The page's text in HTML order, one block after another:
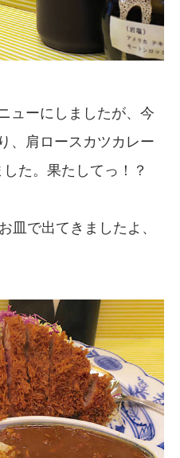
ューにしましたが、今
、肩ロースカツカレー
た。果たしてっ！？
皿で出てきましたよ、